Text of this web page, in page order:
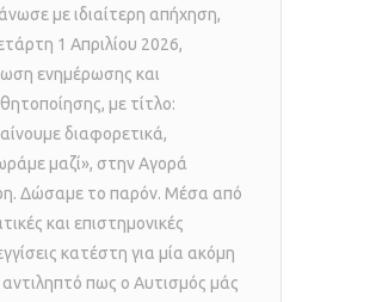
με ιδιαίτερη απήχηση,
1 Απριλίου 2026,
ενημέρωσης και
με τίτλο:
διαφορετικά,
μαζί», στην Αγορά
Δώσαμε το παρόν. Μέσα από
και επιστημονικές
κατέστη για μία ακόμη
πως ο Αυτισμός μάς